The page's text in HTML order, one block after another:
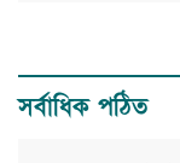
সর্বাধিক পঠিত